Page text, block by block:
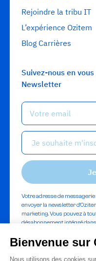
Rejoindre la tribu IT
L’expérience Ozitem
Blog Carrières
Suivez-nous en
Newsletter
Votre adresse de
envoyer la newsletter
marketing. Vous pouvez à
désabonnement intégré